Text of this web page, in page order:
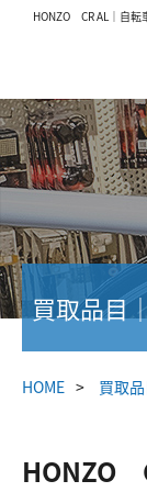
HONZO CR AL｜自転
買取品目
HOME 買取
HONZO